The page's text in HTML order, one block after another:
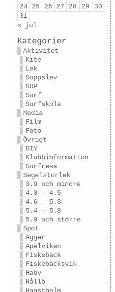
24
25 26 27 28 29
30
31
« jul
Kategorier
Aktivitet
Kite
Lek
Soppslev
SUP
Surf
Surfskola
Media
Film
Foto
Övrigt
DIY
Klubbinformation
Surfresa
Segelstorlek
3.9 och mindre
4.0 – 4.5
4.6 – 5.3
5.4 – 5.8
5.9 och större
Spot
Agger
Apelviken
Fiskebäck
Fiskebäcksvik
Haby
Hållö